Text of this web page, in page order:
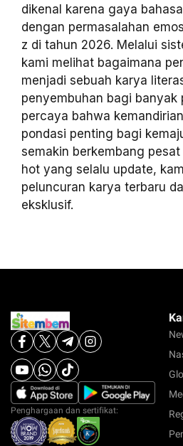
dikenal karena gaya
dengan permasalahan
z di tahun 2026. Melalui
kami melihat bagaimana
menjadi sebuah karya
penyembuhan bagi banyak
percaya bahwa
pondasi penting bagi
semakin berkembang
hot yang selalu update,
peluncuran karya terbaru
eksklusif.
Penghargaan dan sertifikat: